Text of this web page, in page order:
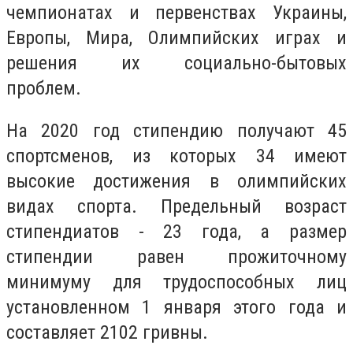
чемпионатах и первенствах Украины,
Европы, Мира, Олимпийских играх и
решения их социально-бытовых
проблем.
На 2020 год стипендию получают 45
спортсменов, из которых 34 имеют
высокие достижения в олимпийских
видах спорта. Предельный возраст
стипендиатов - 23 года, а размер
стипендии равен прожиточному
минимуму для трудоспособных лиц
установленном 1 января этого года и
составляет 2102 гривны.